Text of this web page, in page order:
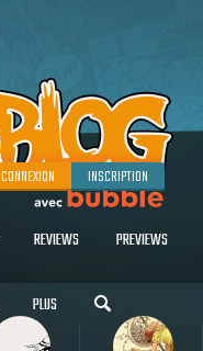
CONNEXION INSCRIPTION
REVIEWS PREVIEWS
PLUS